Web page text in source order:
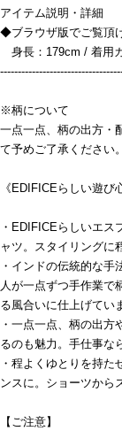
アイテム説明・詳細
◆ブラウザ版でご覧頂
身長：179cm / 着用
※柄について
一点一点、柄の出方・
て予めご了承ください。
《EDIFICEらしい遊び
・EDIFICEらしいエス
ャツ。スタイリングに
・インドの伝統的な手
人が一点ずつ手作業で
る風合いに仕上げてい
・一点一点、柄の出
るのも魅力。手仕事な
・程よくゆとりを持
ンスに。ショーツから
【ご注意】